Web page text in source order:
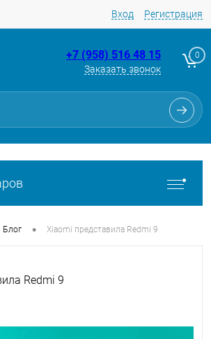
Вход Регистрация
+7 (958) 516 48 15
Заказать звонок
0
Блог • Xiaomi представила Redmi 9
Redmi 9